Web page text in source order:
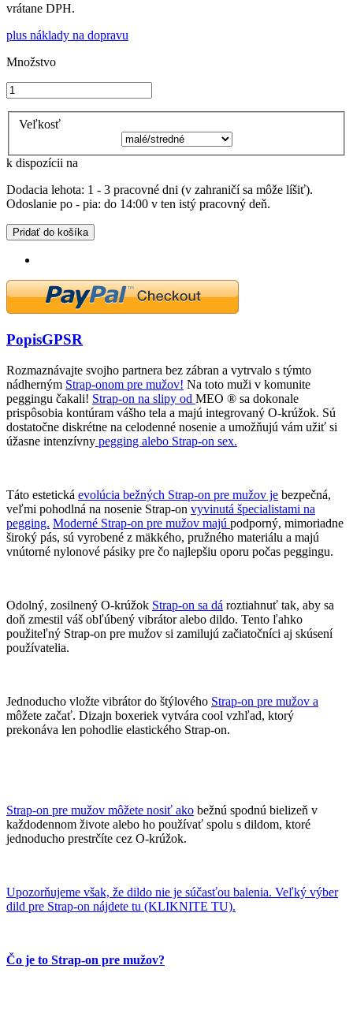
vrátane DPH.
plus náklady na dopravu
Množstvo
Veľkosť
k dispozícii na
Dodacia lehota: 1 - 3 pracovné dni (v zahraničí sa môže líšiť).
Odoslanie po - pia: do 14:00 v ten istý pracovný deň.
Pridať do košíka
PopisGPSR
Rozmaznávajte svojho partnera bez zábran a vytrvalo s týmto
nádherným Strap-onom pre mužov! Na toto muži v komunite
peggingu čakali! Strap-on na slipy od MEO ® sa dokonale
prispôsobia kontúram vášho tela a majú integrovaný O-krúžok. Sú
dostatočne diskrétne na celodenné nosenie a umožňujú vám užiť si
úžasne intenzívny pegging alebo Strap-on sex.
Táto estetická evolúcia bežných Strap-on pre mužov je bezpečná,
veľmi pohodlná na nosenie Strap-on vyvinutá špecialistami na
pegging. Moderné Strap-on pre mužov majú podporný, mimoriadne
široký pás, sú vyrobené z mäkkého, pružného materiálu a majú
vnútorné nylonové pásiky pre čo najlepšiu oporu počas peggingu.
Odolný, zosilnený O-krúžok Strap-on sa dá roztiahnuť tak, aby sa
doň zmestil váš obľúbený vibrátor alebo dildo. Tento ľahko
použiteľný Strap-on pre mužov si zamilujú začiatočníci aj skúsení
používatelia.
Jednoducho vložte vibrátor do štýlového Strap-on pre mužov a
môžete začať. Dizajn boxeriek vytvára cool vzhľad, ktorý
prekonáva len pohodlie elastického Strap-on.
Strap-on pre mužov môžete nosiť ako bežnú spodnú bielizeň v
každodennom živote alebo ho používať spolu s dildom, ktoré
jednoducho prestrčíte cez O-krúžok.
Upozorňujeme však, že dildo nie je súčasťou balenia. Veľký výber
dild pre Strap-on nájdete tu (KLIKNITE TU).
Čo je to Strap-on pre mužov?